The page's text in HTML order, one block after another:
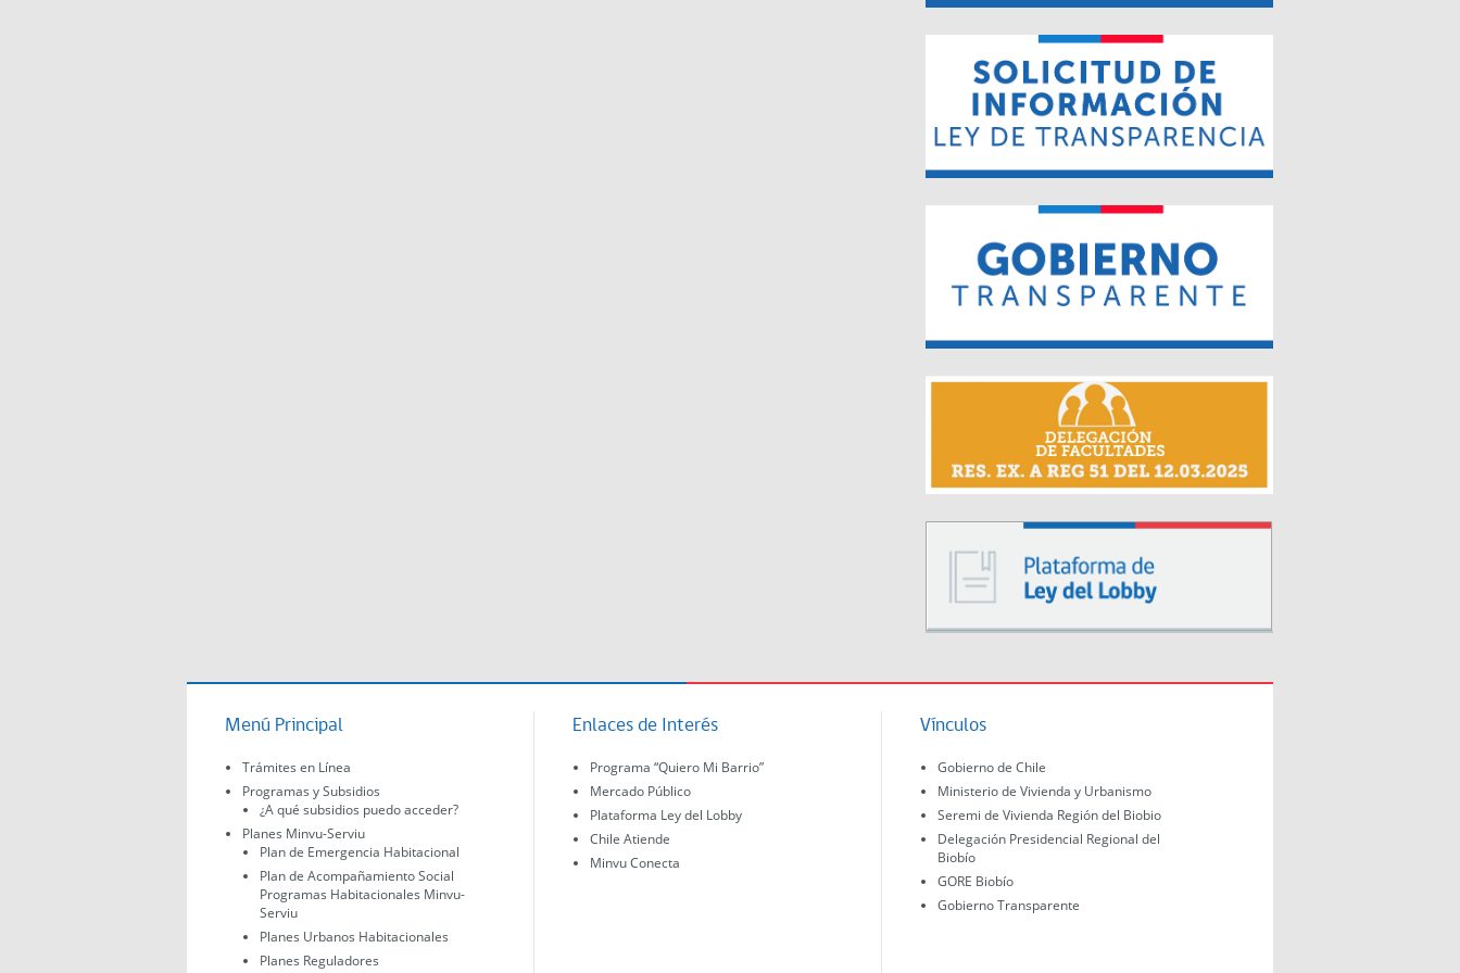
Menú Principal
Trámites en Línea
Programas y Subsidios
¿A qué subsidios puedo acceder?
Planes Minvu-Serviu
Plan de Emergencia Habitacional
Plan de Acompañamiento Social
Programas Habitacionales Minvu-
Serviu
Planes Urbanos Habitacionales
Planes Reguladores
Enlaces de Interés
Programa “Quiero Mi Barrio”
Mercado Público
Plataforma Ley del Lobby
Chile Atiende
Minvu Conecta
Vínculos
Gobierno de Chile
Ministerio de Vivienda y Urbanismo
Seremi de Vivienda Región del Biobio
Delegación Presidencial Regional del
Biobío
GORE Biobío
Gobierno Transparente